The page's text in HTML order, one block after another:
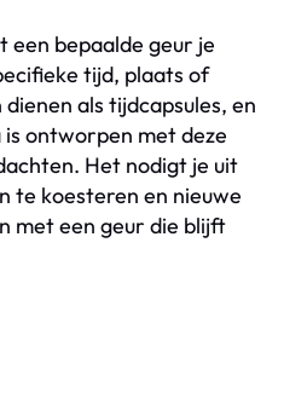
een bepaalde geur je
tijd, plaats of
als tijdcapsules, en
ontworpen met deze
Het nodigt je uit
te koesteren en nieuwe
met een geur die blijft